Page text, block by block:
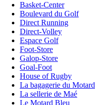
Basket-Center
Boulevard du Golf
Direct Running
Direct-Volley
Espace Golf
Foot-Store
Galop-Store
Goal-Foot
House of Rugby
La bagagerie du Motard
La sellerie de Maé
Le Motard Bleu